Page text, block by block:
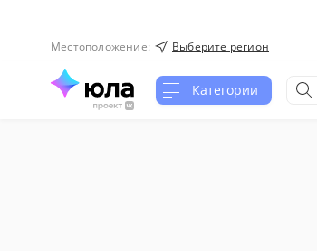
Местоположение: Выберите регион
Категории